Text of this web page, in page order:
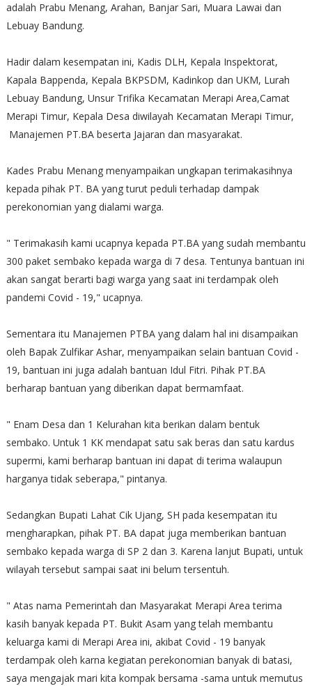
adalah Prabu Menang, Arahan, Banjar Sari, Muara Lawai dan
Lebuay Bandung.
Hadir dalam kesempatan ini, Kadis DLH, Kepala Inspektorat,
Kapala Bappenda, Kepala BKPSDM, Kadinkop dan UKM, Lurah
Lebuay Bandung, Unsur Trifika Kecamatan Merapi Area,Camat
Merapi Timur, Kepala Desa diwilayah Kecamatan Merapi Timur,
Manajemen PT.BA beserta Jajaran dan masyarakat.
Kades Prabu Menang menyampaikan ungkapan terimakasihnya
kepada pihak PT. BA yang turut peduli terhadap dampak
perekonomian yang dialami warga.
" Terimakasih kami ucapnya kepada PT.BA yang sudah membantu
300 paket sembako kepada warga di 7 desa. Tentunya bantuan ini
akan sangat berarti bagi warga yang saat ini terdampak oleh
pandemi Covid - 19," ucapnya.
Sementara itu Manajemen PTBA yang dalam hal ini disampaikan
oleh Bapak Zulfikar Ashar, menyampaikan selain bantuan Covid -
19, bantuan ini juga adalah bantuan Idul Fitri. Pihak PT.BA
berharap bantuan yang diberikan dapat bermamfaat.
" Enam Desa dan 1 Kelurahan kita berikan dalam bentuk
sembako. Untuk 1 KK mendapat satu sak beras dan satu kardus
supermi, kami berharap bantuan ini dapat di terima walaupun
harganya tidak seberapa," pintanya.
Sedangkan Bupati Lahat Cik Ujang, SH pada kesempatan itu
mengharapkan, pihak PT. BA dapat juga memberikan bantuan
sembako kepada warga di SP 2 dan 3. Karena lanjut Bupati, untuk
wilayah tersebut sampai saat ini belum tersentuh.
" Atas nama Pemerintah dan Masyarakat Merapi Area terima
kasih banyak kepada PT. Bukit Asam yang telah membantu
keluarga kami di Merapi Area ini, akibat Covid - 19 banyak
terdampak oleh karna kegiatan perekonomian banyak di batasi,
saya mengajak mari kita kompak bersama -sama untuk memutus